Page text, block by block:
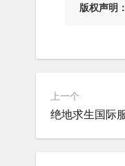
版权声明：
上一个